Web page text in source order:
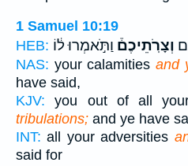
1 Samuel 10:19
HEB:
וְצָרֹֽתֵיכֶם֒ וַתֹּ֣אמְרוּ ל֔וֹ
NAS: your calamitiesand
have said,
KJV: you out of all
tribulations; and ye have
INT: all your adversities
said for